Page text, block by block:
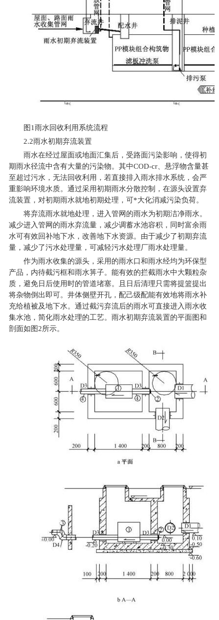
图1雨水回收利用系统流程
2.2雨水初期弃流装置
雨水在经过屋面或地面汇集后，受路面污染影响，使得初
期雨水径流中含有大量的污染物。其中COD-cr、悬浮物含量甚
至超过污水，无法回收利用，若直接排入雨水排水系统，会严
重影响环境水质。通过采用初期雨水分散控制，在源头设置弃
流装置，对初期雨水就地初期处理，可*大化消减污染负荷。
将弃流雨水就地处理，进入管网的雨水为初期洁净雨水。
减少进入管网的雨水弃流量，减少调蓄水池容积，同时富余雨
水可有效回补地下水，改善地下水资源。由于减少了初期弃流
量，减少了污水处理量，可减轻污水处理厂雨水处理量。
作为雨水收集的源头，采用的雨水口和雨水经均为环保型
产品，内待截污框和雨水箅子。能有效的拦截雨水中大颗粒杂
质，避免日后使用时的管道堵塞。且日后清理只需将提篮提出
将杂物倒出即可。井体侧壁开孔，配己级配能有效地将雨水补
充给植被及地下水。通过截污弃流后的雨水可直接进入雨水收
集水池，简化雨水处理的工艺。雨水初期弃流装置的平面图和
剖面如图2所示。